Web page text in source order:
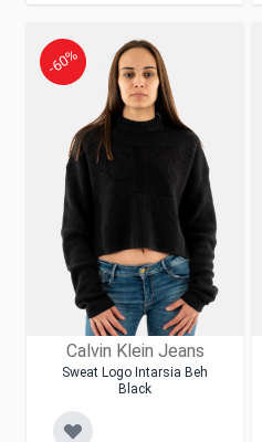
Calvin Klein Jeans
Sweat Logo Intarsia Beh
Black
-60%